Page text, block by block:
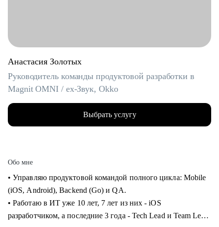
Анастасия Золотых
Руководитель команды продуктовой разработки в
Magnit OMNI / ex-Звук, Okko
Выбрать услугу
Обо мне
• Управляю продуктовой командой полного цикла: Mobile
(iOS, Android), Backend (Go) и QA.
• Работаю в ИТ уже 10 лет, 7 лет из них - iOS
разработчиком, а последние 3 года - Tech Lead и Team Lead.